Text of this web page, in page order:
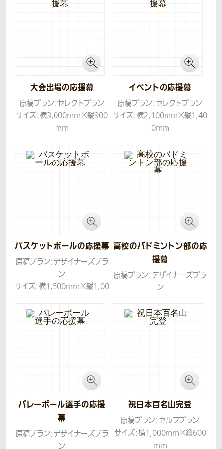
コンセプト：シンプルにかっこ
大会出場の応援幕
原稿プラン：セレクトプラン
サイズ：横3,000mm×縦900
mm
イベントの応援幕
原稿プラン：セレクトプラン
サイズ：横2,100mm×縦1,40
0mm
バスケットボールの応援幕
原稿プラン：デザイナーズプラ
ン
サイズ：横1,500mm×縦1,00
生地：トロマット
コンセプト：お写真をシルエッ
忠実に再現しました。
高校のバドミントン部の応
援幕
原稿プラン：デザイナーズプラ
ン
0mm
生地：トロマット
デザインさせていただきまし
バレーボール選手の応援
幕
原稿プラン：デザイナーズプラ
ン
祝日本百名山完登
原稿プラン：セルフプラン
サイズ：横1,000mm×縦600
mm